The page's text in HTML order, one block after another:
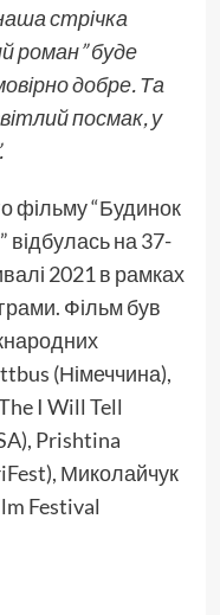
стрічка
роман” буде
добре. Та
посмак, у
фільму “Будинок
відбулась на 37-
2021 в рамках
Фільм був
(Німеччина),
I Will Tell
Prishtina
Миколайчук
Festival